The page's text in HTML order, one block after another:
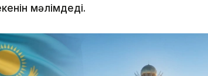
мәлімдеді.